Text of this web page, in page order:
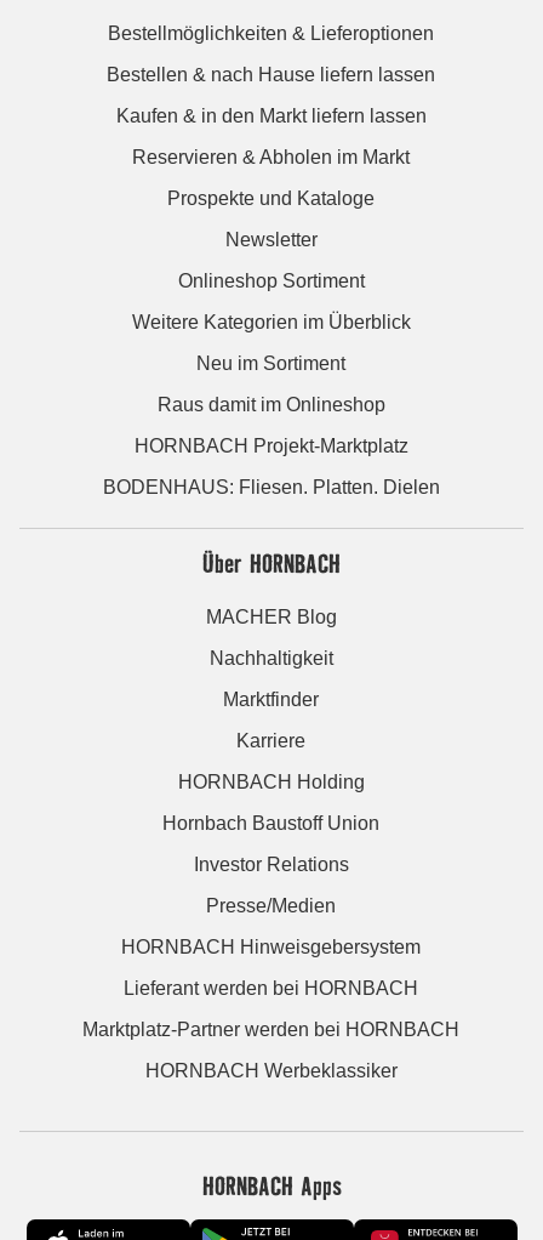
Bestellmöglichkeiten & Lieferoptionen
Bestellen & nach Hause liefern lassen
Kaufen & in den Markt liefern lassen
Reservieren & Abholen im Markt
Prospekte und Kataloge
Newsletter
Onlineshop Sortiment
Weitere Kategorien im Überblick
Neu im Sortiment
Raus damit im Onlineshop
HORNBACH Projekt-Marktplatz
BODENHAUS: Fliesen. Platten. Dielen
Über HORNBACH
MACHER Blog
Nachhaltigkeit
Marktfinder
Karriere
HORNBACH Holding
Hornbach Baustoff Union
Investor Relations
Presse/Medien
HORNBACH Hinweisgebersystem
Lieferant werden bei HORNBACH
Marktplatz-Partner werden bei HORNBACH
HORNBACH Werbeklassiker
HORNBACH Apps